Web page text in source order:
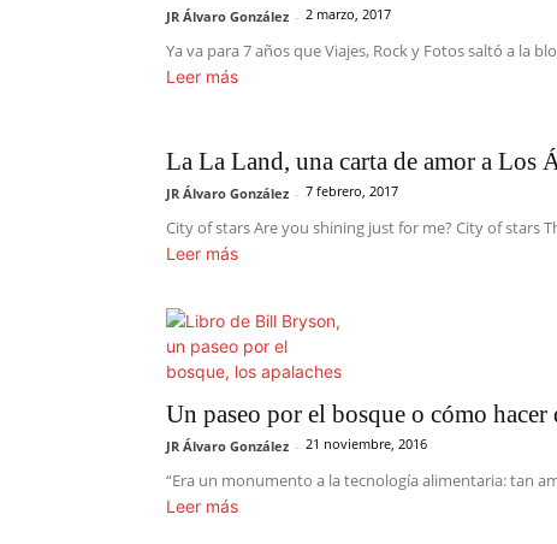
JR Álvaro González - 2 marzo, 2017
Ya va para 7 años que Viajes, Rock y Fotos saltó a la
Leer más
La La Land, una carta de amor a Los
JR Álvaro González - 7 febrero, 2017
City of stars Are you shining just for me? City of stars
Leer más
Un paseo por el bosque o cómo
JR Álvaro González - 21 noviembre, 2016
“Era un monumento a la tecnología alimentaria: tan
Leer más